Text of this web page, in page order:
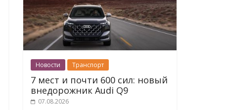
Новости Транспорт
7 мест и почти 600 сил: новый
внедорожник Audi Q9
07.08.2026